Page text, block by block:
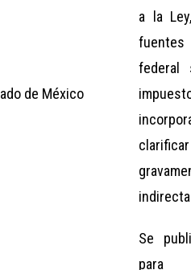
de México
a la
federal
Se
para